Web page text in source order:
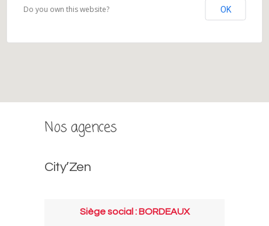
Do you own this website? OK
Nos agences
City’Zen
Siège social : BORDEAUX